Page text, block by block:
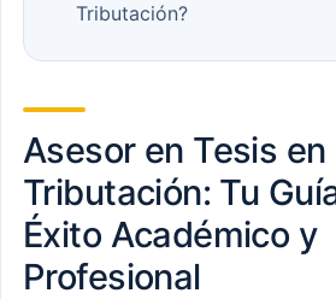
Tributación?
Asesor en Tesis en
Tributación: Tu
Éxito Académico y
Profesional